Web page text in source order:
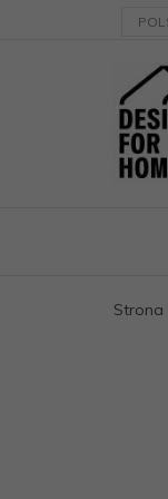
Strona